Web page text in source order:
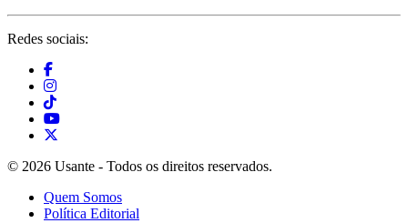
Redes sociais:
© 2026 Usante - Todos os direitos reservados.
Quem Somos
Política Editorial